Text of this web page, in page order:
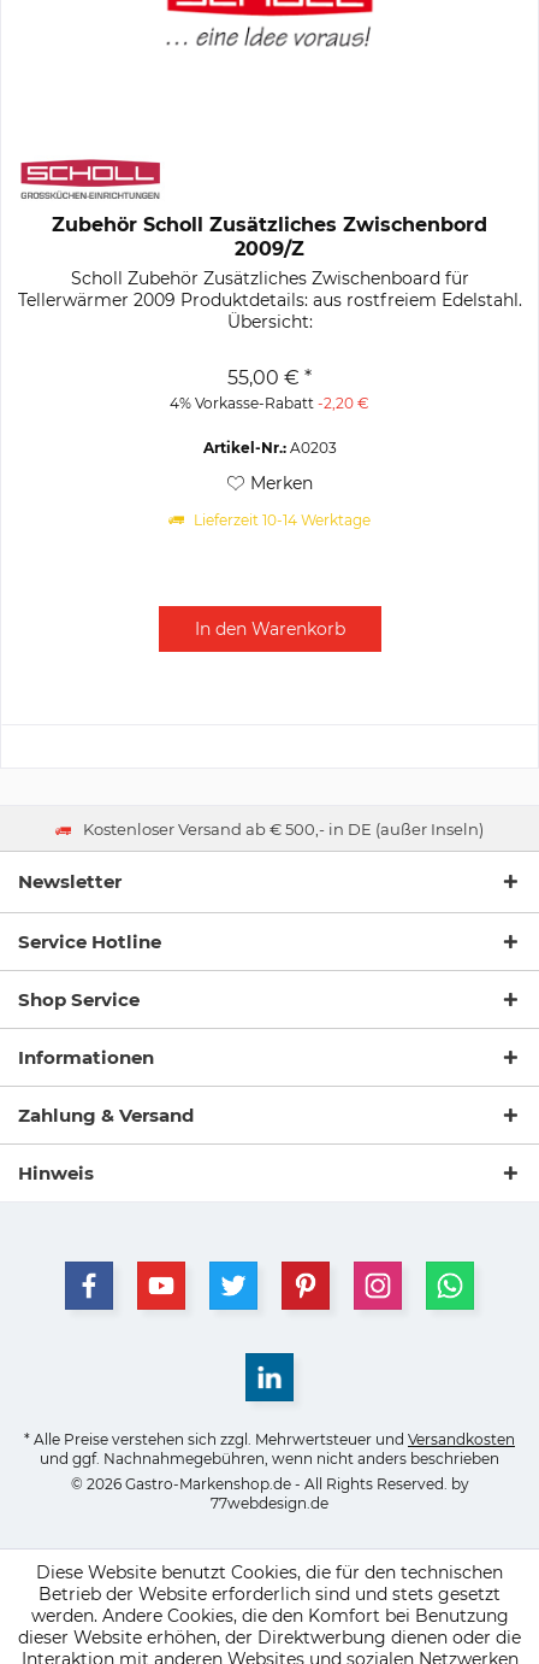
Zubehör Scholl Zusätzliches Zwischenbord
2009/Z
Scholl Zubehör Zusätzliches Zwischenboard für
Tellerwärmer 2009 Produktdetails: aus rostfreiem Edelstahl.
Übersicht:
55,00 € *
4% Vorkasse-Rabatt-2,20 €
Artikel-Nr.:A0203
Merken
Lieferzeit 10-14 Werktage
In den Warenkorb
Kostenloser Versand ab € 500,- in DE (außer Inseln)
Newsletter
Service Hotline
Shop Service
Informationen
Zahlung & Versand
Hinweis
* Alle Preise verstehen sich zzgl. Mehrwertsteuer und Versandkosten
und ggf. Nachnahmegebühren, wenn nicht anders beschrieben
© 2026 Gastro-Markenshop.de - All Rights Reserved. by
77webdesign.de
Diese Website benutzt Cookies, die für den technischen
Betrieb der Website erforderlich sind und stets gesetzt
werden. Andere Cookies, die den Komfort bei Benutzung
dieser Website erhöhen, der Direktwerbung dienen oder die
Interaktion mit anderen Websites und sozialen Netzwerken